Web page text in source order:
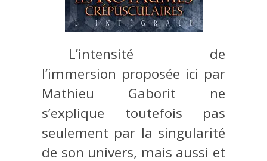
L’intensité de
l’immersion proposée ici par
Mathieu Gaborit ne
s’explique toutefois pas
seulement par la singularité
de son univers, mais aussi et